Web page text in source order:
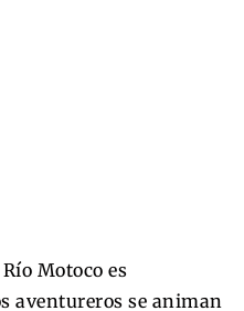
Motoco es
aventureros se animan